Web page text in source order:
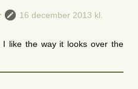
16 december 2013 kl.
I like the way it looks over the